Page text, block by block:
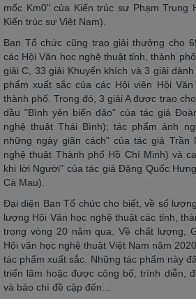
mốc Km0" của Kiến trúc sư Phạm Trung
Kiến trúc sư Việt Nam).
Ban Tổ chức cũng trao giải thưởng cho
các Hội Văn học nghệ thuật tỉnh, thành
giải C, 33 giải Khuyến khích và 3 giải
phẩm xuất sắc của các Hội viên Hội
thành phố. Trong đó, 3 giải A được trao
dầu "Bình yên biển đảo" của tác giả
nghệ thuật Thái Bình); tác phẩm ảnh
những ngày giãn cách" của tác giả Trần
nghệ thuật Thành phố Hồ Chí Minh) và
khi lời Người" của tác giả Đặng Quốc
Cà Mau).
Đại diện Ban Tổ chức cho biết, về số
lượng Hội Văn học nghệ thuật các tỉnh,
trong vòng 20 năm qua. Về chất lượng,
Hội văn học nghệ thuật Việt Nam năm
tác phẩm xuất sắc. Những tác phẩm này
triển lãm hoặc được công bố, trình diễn,
và báo chí đề cập đến...